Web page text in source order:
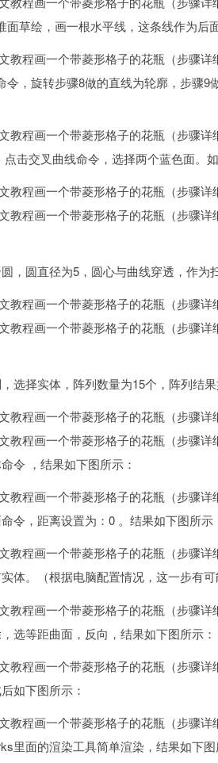
面草绘，画一根水平线，这条线作为后
令，旋转步骤8做的直线为轮廓，步骤
击交叉曲线命令，选择两个蓝色面。
，圆直径为5，圆心与曲线穿透，作为
选择实体，阵列数量为15个，阵列结果
令 ，结果如下图所示：
令，距离设置为：0 。结果如下图所示
体。（根据电脑配置情况，这一步有
选等距曲面，反向，结果如下图所示：
如下图所示：
里面的渲染工具简单渲染，结果如下图